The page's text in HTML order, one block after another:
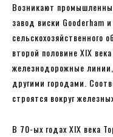
Возникают
завод виски Gooderham
сельскохозяйственного
второй половине XIX
железнодорожные
другими городами.
строятся вокруг
В 70-ых годах XIX века